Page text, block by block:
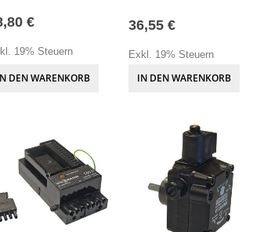
€
19% Steuern
DEN WARENKORB
36,55 €
Exkl. 19% Steuern
IN DEN WARENKORB